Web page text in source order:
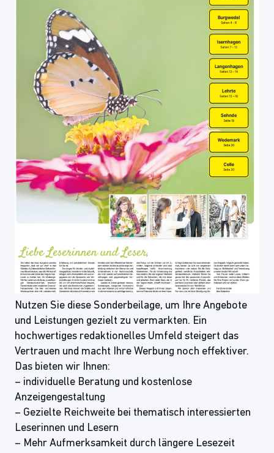
Nutzen Sie diese Sonderbeilage, um Ihre Angebote
und Leistungen gezielt zu vermarkten. Ein
hochwertiges redaktionelles Umfeld steigert das
Vertrauen und macht Ihre Werbung noch effektiver.
Das bieten wir Ihnen:
– individuelle Beratung und kostenlose
Anzeigengestaltung
– Gezielte Reichweite bei thematisch interessierten
Leserinnen und Lesern
– Mehr Aufmerksamkeit durch längere Lesezeit